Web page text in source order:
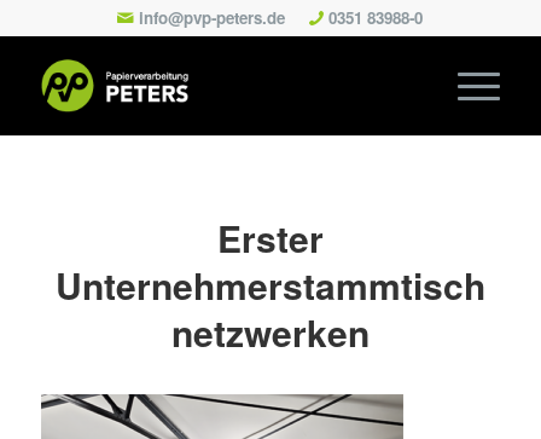
info@pvp-peters.de 0351 83988-0
Erster
Unternehmerstammtisch
netzwerken